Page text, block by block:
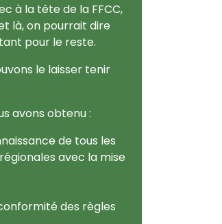
à la tête de la FFCC,
là, on pourrait dire
pour le reste.
le laisser tenir
avons obtenu :
de tous les
avec la mise
des règles